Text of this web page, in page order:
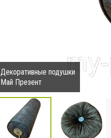
Декоративные подушки
Май Презент